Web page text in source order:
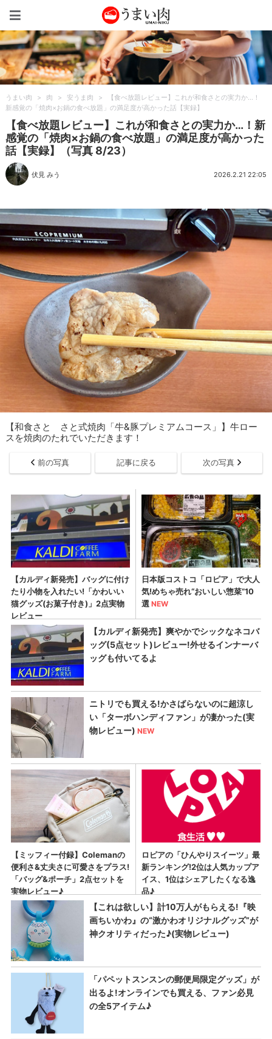
うまい肉 > 肉 > 安うま肉 >
【食べ放題レビュー】これが和食さとの実力か…！
新感覚の「焼肉×お鍋の食べ放題」の満足度が高かった話【実録】
【食べ放題レビュー】これが和食さとの実力か…！新
感覚の「焼肉×お鍋の食べ放題」の満足度が高かった
話【実録】（写真 8/23）
伏見 みう 2026.2.21 22:05
【和食さと さと式焼肉「牛&豚プレミアムコース」】牛ロー
スを焼肉のたれでいただきます！
前の写真 記事に戻る 次の写真